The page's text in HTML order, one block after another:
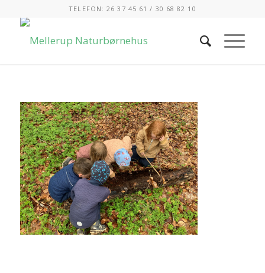
TELEFON: 26 37 45 61 / 30 68 82 10